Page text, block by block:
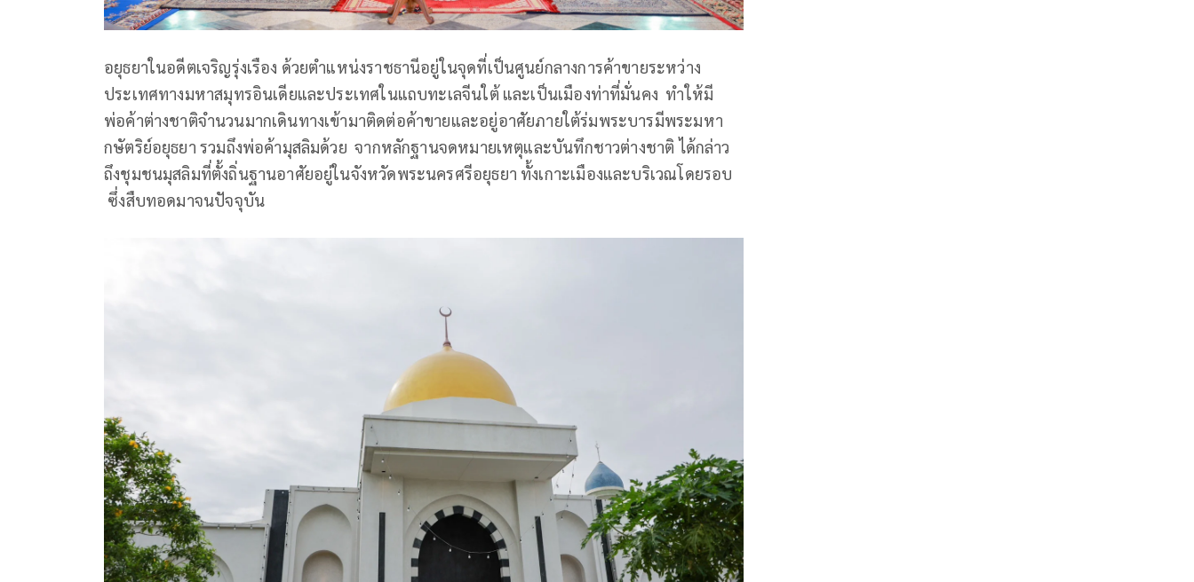
อยุธยาในอดีตเจริญรุ่งเรือง ด้วยตำแหน่งราชธานีอยู่ในจุดที่เป็นศูนย์กลางการค้าขายระหว่าง
ประเทศทางมหาสมุทรอินเดียและประเทศในแถบทะเลจีนใต้ และเป็นเมืองท่าที่มั่นคง ทำให้มี
พ่อค้าต่างชาติจำนวนมากเดินทางเข้ามาติดต่อค้าขายและอยู่อาศัยภายใต้ร่มพระบารมีพระมหา
กษัตริย์อยุธยา รวมถึงพ่อค้ามุสลิมด้วย จากหลักฐานจดหมายเหตุและบันทึกชาวต่างชาติ ได้กล่าว
ถึงชุมชนมุสลิมที่ตั้งถิ่นฐานอาศัยอยู่ในจังหวัดพระนครศรีอยุธยา ทั้งเกาะเมืองและบริเวณโดยรอบ
ซึ่งสืบทอดมาจนปัจจุบัน